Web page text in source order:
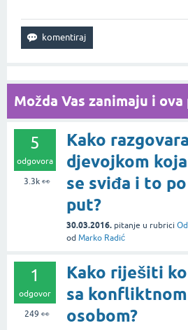
Možda Vas zanimaju i
5
odgovora
3.3k👀
Kako
djevojkom
se sviđa i to
put?
30.03.2016. pitanje u rubrici
od Marko Radić
1
odgovor
249 👀
Kako riješiti
sa konfliktnom
osobom?